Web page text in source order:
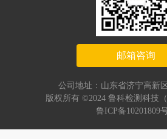
邮箱咨询
公司地址：山东省济宁高新
版权所有 ©2024 鲁科检测科技
鲁ICP备10201809